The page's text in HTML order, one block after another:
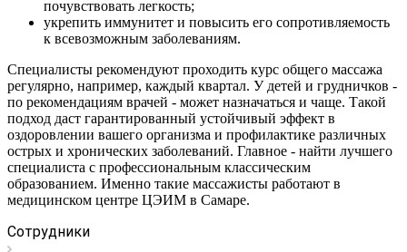
почувствовать легкость;
укрепить иммунитет и повысить его сопротивляемость
к всевозможным заболеваниям.
Специалисты рекомендуют проходить курс общего массажа
регулярно, например, каждый квартал. У детей и грудничков -
по рекомендациям врачей - может назначаться и чаще. Такой
подход даст гарантированный устойчивый эффект в
оздоровлении вашего организма и профилактике различных
острых и хронических заболеваний. Главное - найти лучшего
специалиста с профессиональным классическим
образованием. Именно такие массажисты работают в
медицинском центре ЦЭИМ в Самаре.
Сотрудники